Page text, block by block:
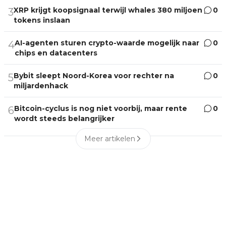
3XRP krijgt koopsignaal terwijl whales 380 miljoen
tokens inslaan
0
4AI-agenten sturen crypto-waarde mogelijk naar
chips en datacenters
0
5Bybit sleept Noord-Korea voor rechter na
miljardenhack
0
6Bitcoin-cyclus is nog niet voorbij, maar rente
wordt steeds belangrijker
0
Meer artikelen